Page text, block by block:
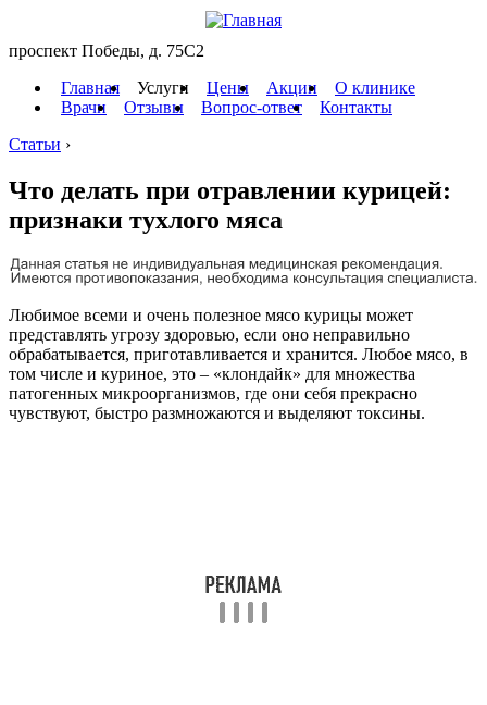
проспект Победы, д. 75C2
Главная
Услуги Цены Акции
О клинике
Врачи
Отзывы Вопрос-ответ
Контакты
Статьи ›
Что делать при отравлении курицей:
признаки тухлого мяса
Любимое всеми и очень полезное мясо курицы может
представлять угрозу здоровью, если оно неправильно
обрабатывается, приготавливается и хранится. Любое мясо, в
том числе и куриное, это – «клондайк» для множества
патогенных микроорганизмов, где они себя прекрасно
чувствуют, быстро размножаются и выделяют токсины.